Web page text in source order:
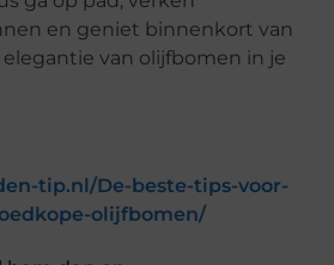
en geniet binnenkort van
van olijfbomen in je
tip.nl/De-beste-tips-voor-
olijfbomen/